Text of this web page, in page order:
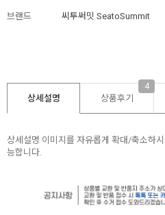
브랜드 씨투써밋 SeatoSummit
상세설명 상품후기
4
상세설명 이미지를 자유롭게 확대/축소하
능합니다.